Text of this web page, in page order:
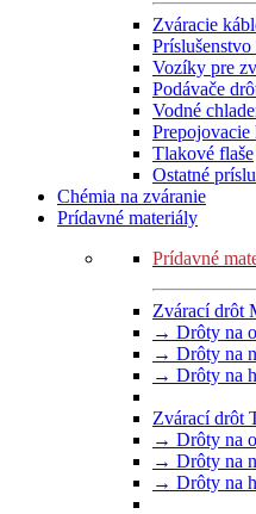
Zváracie
Vozíky pre
Podávače
Vodné
Prepojovacie
Tlakové flaše
Ostatné
Chémia na zváranie
Prídavné materiály
Prídavné
Zvárací drôt
→ Drôty na
→ Drôty na
→ Drôty na
Zvárací drôt
→ Drôty na
→ Drôty na
→ Drôty na